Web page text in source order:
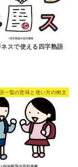
スで使える四字熟語
一覧の意味と使い方の例文